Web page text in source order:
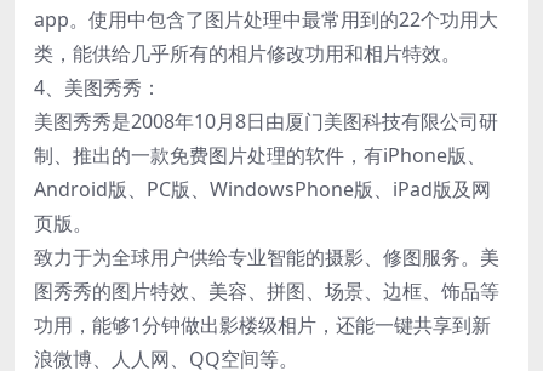
app。使用中包含了图片处理中最常用到的22个功用大
类，能供给几乎所有的相片修改功用和相片特效。
4、美图秀秀：
美图秀秀是2008年10月8日由厦门美图科技有限公司研
制、推出的一款免费图片处理的软件，有iPhone版、
Android版、PC版、WindowsPhone版、iPad版及网
页版。
致力于为全球用户供给专业智能的摄影、修图服务。美
图秀秀的图片特效、美容、拼图、场景、边框、饰品等
功用，能够1分钟做出影楼级相片，还能一键共享到新
浪微博、人人网、QQ空间等。